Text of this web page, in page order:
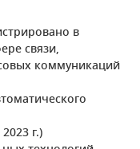
в
связи,
коммуникаций
г.)